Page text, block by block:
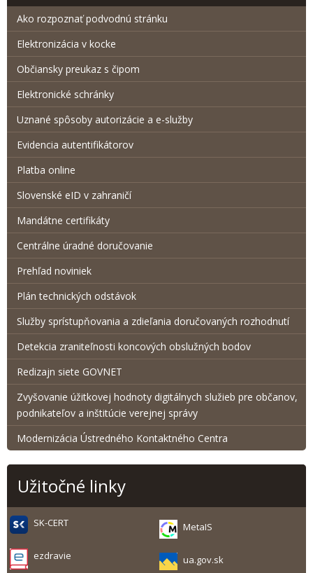
Ako rozpoznať podvodnú stránku
Elektronizácia v kocke
Občiansky preukaz s čipom
Elektronické schránky
Uznané spôsoby autorizácie a e-služby
Evidencia autentifikátorov
Platba online
Slovenské eID v zahraničí
Mandátne certifikáty
Centrálne úradné doručovanie
Prehľad noviniek
Plán technických odstávok
Služby sprístupňovania a zdieľania doručovaných rozhodnutí
Detekcia zraniteľnosti koncových obslužných bodov
Redizajn siete GOVNET
Zvyšovanie úžitkovej hodnoty digitálnych služieb pre občanov,
podnikateľov a inštitúcie verejnej správy
Modernizácia Ústredného Kontaktného Centra
Užitočné linky
SK-CERT MetaIS
ezdravie ua.gov.sk